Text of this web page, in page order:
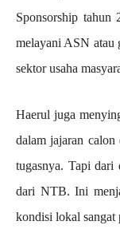
Sponsorship
melayani ASN atau
sektor usaha
Haerul juga
dalam jajaran calon
tugasnya. Tapi dari
dari NTB. Ini
kondisi lokal sangat